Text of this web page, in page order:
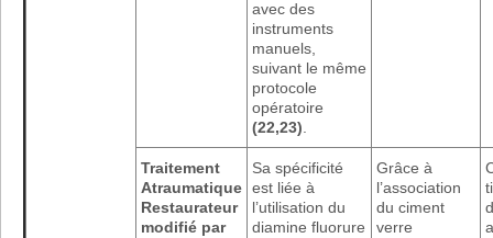
avec des
instruments
manuels,
suivant le même
protocole
opératoire
(22,23)
Traitement
Atraumatique
Restaurateur
modifié par
Sa spécificité
est liée à
l’utilisation du
diamine fluorure
Grâce à
l’association
du ciment
verre